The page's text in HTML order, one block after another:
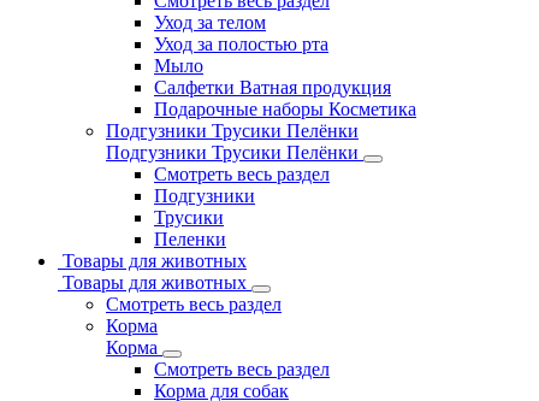
Уход за телом
Уход за полостью рта
Мыло
Салфетки Ватная продукция
Подарочные наборы Косметика
Подгузники Трусики Пелёнки
Подгузники Трусики Пелёнки
Смотреть весь раздел
Подгузники
Трусики
Пеленки
Товары для животных
Товары для животных
Смотреть весь раздел
Корма
Корма
Смотреть весь раздел
Корма для собак